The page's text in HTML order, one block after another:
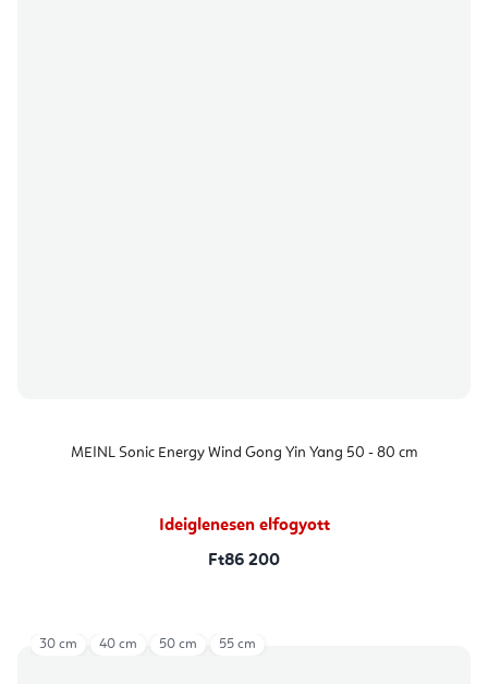
MEINL Sonic Energy Wind Gong Yin Yang 50 - 80 cm
Ideiglenesen elfogyott
Ft86 200
30 cm 40 cm 50 cm 55 cm